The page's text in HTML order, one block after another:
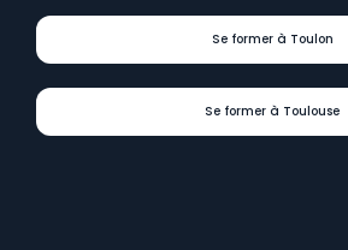
Se former à Toulon
Se former à Toulouse